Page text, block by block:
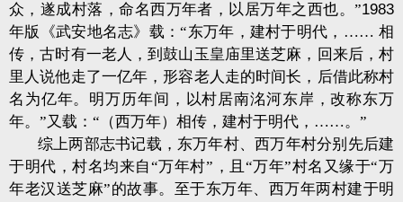
众，遂成村落，命名西万年者，以居万年之西也。”1983
年版《武安地名志》载：“东万年，建村于明代，…… 相
传，古时有一老人，到鼓山玉皇庙里送芝麻，回来后，村
里人说他走了一亿年，形容老人走的时间长，后借此称村
名为亿年。明万历年间，以村居南洺河东岸，改称东万
年。”又载：“（西万年）相传，建村于明代，……。”
综上两部志书记载，东万年村、西万年村分别先后建
于明代，村名均来自“万年村”，且“万年”村名又缘于“万
年老汉送芝麻”的故事。至于东万年、西万年两村建于明